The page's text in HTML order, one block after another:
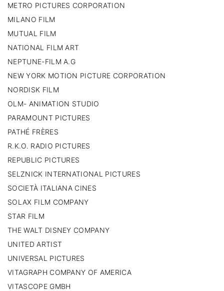
METRO PICTURES CORPORATION
MILANO FILM
MUTUAL FILM
NATIONAL FILM ART
NEPTUNE-FILM A.G
NEW YORK MOTION PICTURE CORPORATION
NORDISK FILM
OLM- ANIMATION STUDIO
PARAMOUNT PICTURES
PATHÉ FRÈRES
R.K.O. RADIO PICTURES
REPUBLIC PICTURES
SELZNICK INTERNATIONAL PICTURES
SOCIETÀ ITALIANA CINES
SOLAX FILM COMPANY
STAR FILM
THE WALT DISNEY COMPANY
UNITED ARTIST
UNIVERSAL PICTURES
VITAGRAPH COMPANY OF AMERICA
VITASCOPE GMBH